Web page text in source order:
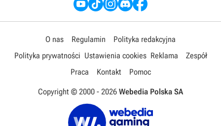
O nas Regulamin
Polityka redakcyjna
Polityka prywatności Ustawienia cookies Reklama
Zespół
Praca
Kontakt Pomoc
Copyright © 2000 - 2026 Webedia Polska SA